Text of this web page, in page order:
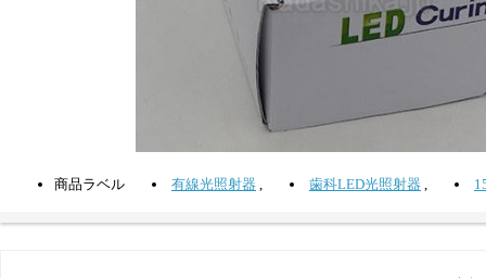
商品ラベル 有線光照射器 , 歯科LED光照射器 ,